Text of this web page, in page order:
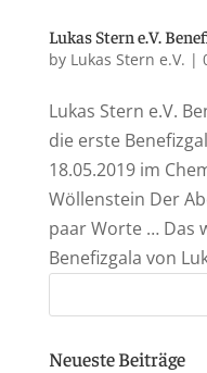
Lukas Stern e.V.
by Lukas Stern e.V. |
Lukas Stern e.V.
die erste
18.05.2019 im
Wöllenstein Der
paar Worte … Das
Benefizgala von
Neueste Beiträge